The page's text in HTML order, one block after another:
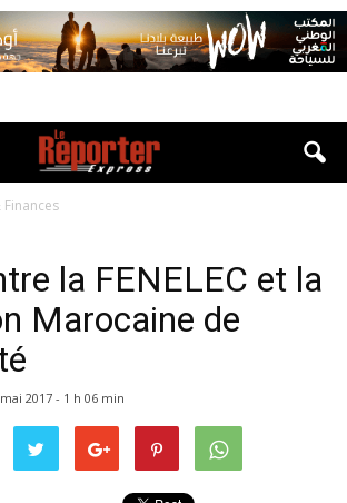
la FENELEC et la
Marocaine de
2017 - 1 h 06 min